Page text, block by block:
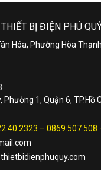
BỊ ĐIỆN PHÚ
Hóa, Phường Hòa
Phường 1, Quận 6, TP.Hồ
– 0869 507 508
thietbidienphuquy.com